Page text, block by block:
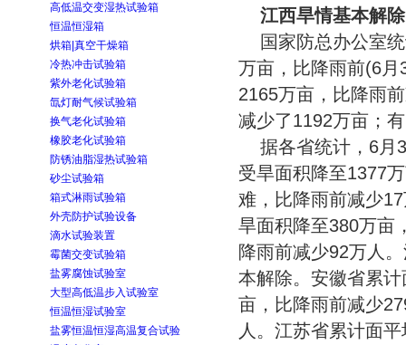
高低温交变湿热试验箱
恒温恒湿箱
烘箱|真空干燥箱
冷热冲击试验箱
紫外老化试验箱
氙灯耐气候试验箱
换气老化试验箱
橡胶老化试验箱
防锈油脂湿热试验箱
砂尘试验箱
箱式淋雨试验箱
外壳防护试验设备
滴水试验装置
霉菌交变试验箱
盐雾腐蚀试验室
大型高低温步入试验室
恒温恒湿试验室
盐雾恒温恒湿高温复合试验
江西旱情基本解
国家防总办公室
万亩，比降雨前(6
2165万亩，比降雨
减少了1192万亩；
据各省统计，6月
受旱面积降至1377
难，比降雨前减少
旱面积降至380万亩
降雨前减少92万人
本解除。安徽省累
亩，比降雨前减少
人。江苏省累计面